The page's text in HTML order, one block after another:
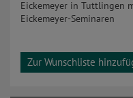
Eickemeyer in Tuttlingen
Eickemeyer-Seminaren
Zur Wunschliste